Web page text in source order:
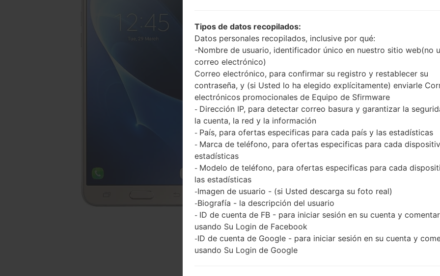
J710MN_1_20191220074454_y4ata2xo6j.zip
Descargue la última actualización de firmware
verificar si el número de modelo de su teléfono
indicado % MODEL%. El código del firmware es
versión PDA J710MNUBS4CSL1 y la versión
J710MNUBS4CSL1. La versión del sistema
Tutorial completo sobre cómo actualizar el
NOMBRE DE
ARCHIVO
SM-J710MN_1_20191220074454
_y4ata2xo6j
EL TAMAÑO DEL
1.66 GiB
SISTEMA
OPERATIVO
Android Oreo 8.1.0
CSC VERSIÓN
REGIÓN
Tipos de datos recopilados:
Datos personales recopilados, inclusive por qué:
-Nombre de usuario, identificador único en nuestro sitio web(no
correo electrónico)
Correo electrónico, para confirmar su registro y restablecer su
contraseña, y (si Usted lo ha elegido explícitamente) enviarle
electrónicos promocionales de Equipo de Sfirmware
- Dirección IP, para detectar correo basura y garantizar la
la cuenta, la red y la información
- País, para ofertas especificas para cada país y las estadísticas
- Marca de teléfono, para ofertas especificas para cada
estadísticas
- Modelo de teléfono, para ofertas especificas para cada
las estadísticas
-Imagen de usuario - (si Usted descarga su foto real)
-Biografía - la descripción del usuario
- ID de cuenta de FB - para iniciar sesión en su cuenta y comentar
usando Su Login de Facebook
-ID de cuenta de Google - para iniciar sesión en su cuenta y
usando Su Login de Google